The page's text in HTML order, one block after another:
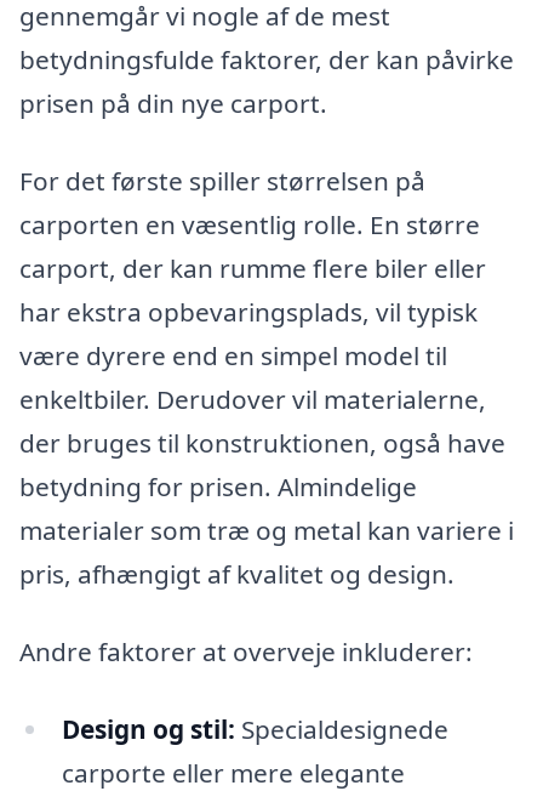
gennemgår vi nogle af de mest
betydningsfulde faktorer, der kan påvirke
prisen på din nye carport.
For det første spiller størrelsen på
carporten en væsentlig rolle. En større
carport, der kan rumme flere biler eller
har ekstra opbevaringsplads, vil typisk
være dyrere end en simpel model til
enkeltbiler. Derudover vil materialerne,
der bruges til konstruktionen, også have
betydning for prisen. Almindelige
materialer som træ og metal kan variere i
pris, afhængigt af kvalitet og design.
Andre faktorer at overveje inkluderer:
Design og stil: Specialdesignede
carporte eller mere elegante